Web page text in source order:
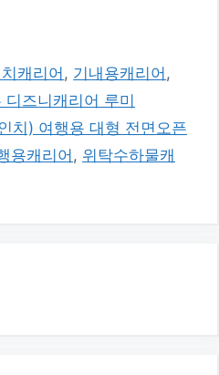
캐리어, 기내용캐리어 ,
디즈니캐리어 루미
치) 여행용 대형 전면오픈
용캐리어 , 위탁수하물캐